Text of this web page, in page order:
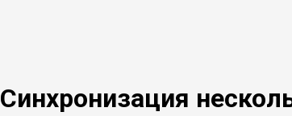
Синхронизация